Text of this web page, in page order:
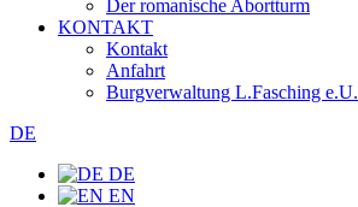
Der romanische Abortturm
KONTAKT
Kontakt
Anfahrt
Burgverwaltung L.Fasching e.U.
DE
DE
EN